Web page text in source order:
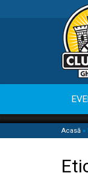
Acasă »